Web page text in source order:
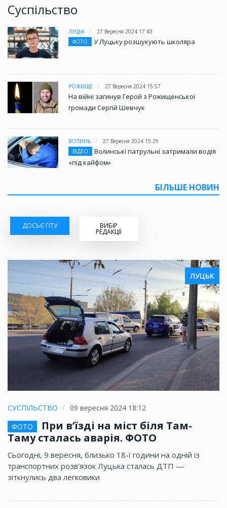
Суспільство
ЛУЦЬК
27 Вересня 2024 17:43
ФОТО
У Луцьку розшукують школяра
РОЖИЩЕ 27 Вересня 2024 15:57
На війні загинув Герой з Рожищенської
громади Сергій Шевчук
ВОЛИНЬ
27 Вересня 2024 15:29
ВІДЕО
Волинські патрульні затримали водія
«під кайфом»
БІЛЬШЕ НОВИН
ДОСЬЄ ГІТУ ВИБІР
РЕДАКЦІЇ
ЛУЦЬК
СУСПІЛЬСТВО
09 вересня 2024 18:12
ФОТО
При в’їзді на міст біля Там-
Таму сталась аварія. ФОТО
Сьогодні, 9 вересня, близько 18-ї години на одній із
транспортних розв’язок Луцька сталась ДТП —
зіткнулись два легковики